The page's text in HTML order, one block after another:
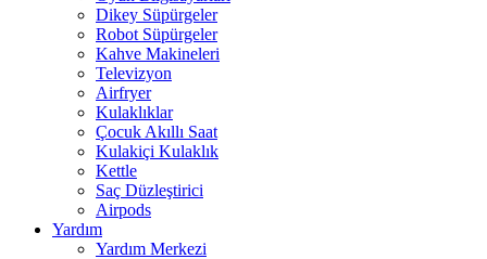
Dikey Süpürgeler
Robot Süpürgeler
Kahve Makineleri
Televizyon
Airfryer
Kulaklıklar
Çocuk Akıllı Saat
Kulakiçi Kulaklık
Kettle
Saç Düzleştirici
Airpods
Yardım
Yardım Merkezi